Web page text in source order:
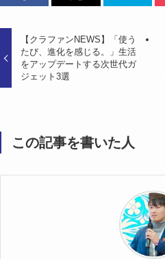
【クラファンNEWS】「使う
たび、進化を感じる。」生活
をアップデートする次世代ガ
ジェット3選
この記事を書いた人